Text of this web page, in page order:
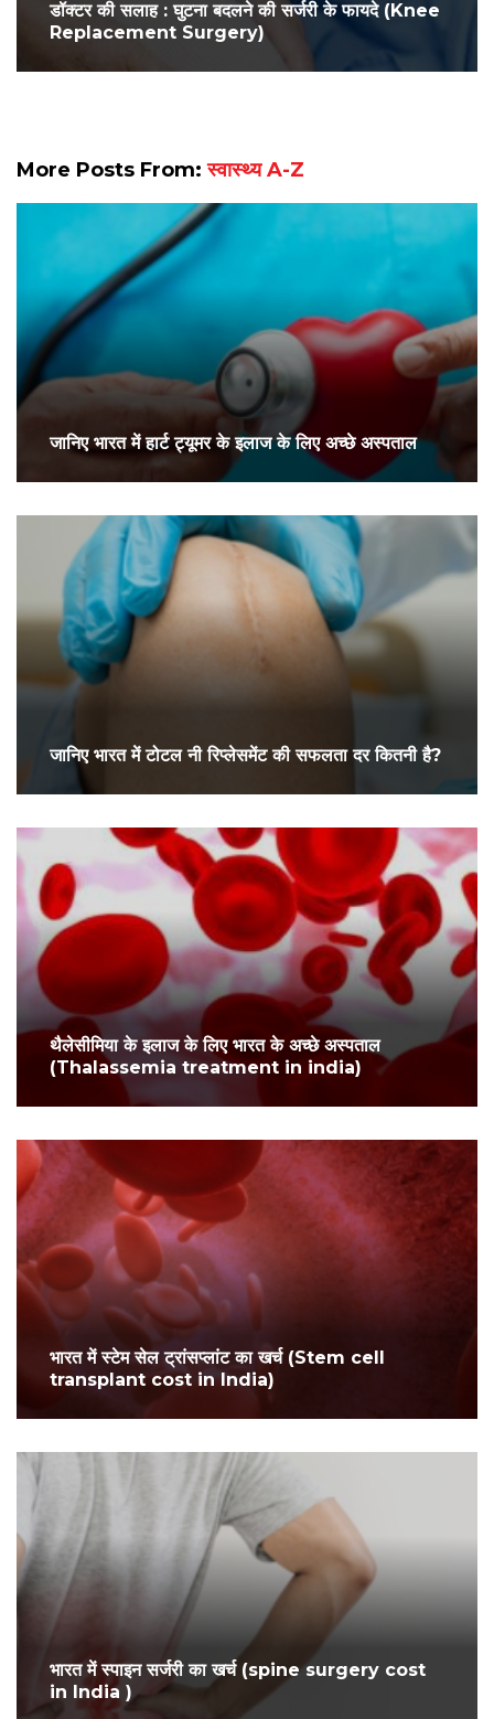
डॉक्टर की सलाह : घुटना बदलने की सर्जरी के फायदे (Knee
Replacement Surgery)
More Posts From:स्वास्थ्य A-Z
जानिए भारत में हार्ट ट्यूमर के इलाज के लिए अच्छे अस्पताल
जानिए भारत में टोटल नी रिप्लेसमेंट की सफलता दर कितनी है?
थैलेसीमिया के इलाज के लिए भारत के अच्छे अस्पताल
(Thalassemia treatment in india)
भारत में स्टेम सेल ट्रांसप्लांट का खर्च (Stem cell
transplant cost in India)
भारत में स्पाइन सर्जरी का खर्च (spine surgery cost
in India )